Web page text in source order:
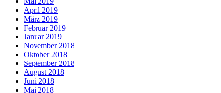
April 2019
März 2019
Februar 2019
Januar 2019
November 2018
Oktober 2018
September 2018
August 2018
Juni 2018
Mai 2018